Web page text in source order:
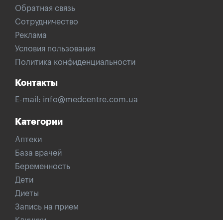
Обратная связь
Сотрудничество
Реклама
Условия пользования
Политика конфиденциальности
Контакты
E-mail: info@medcentre.com.ua
Категории
Аптеки
База врачей
Беременность
Дети
Диеты
Запись на прием